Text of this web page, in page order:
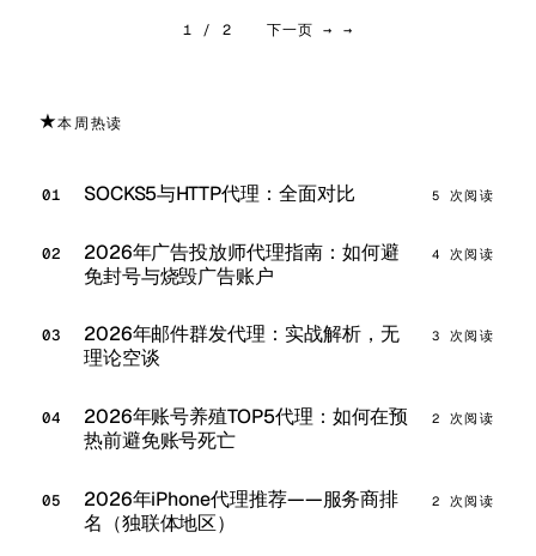
1 / 2 下一页 → →
★本周热读
SOCKS5与HTTP代理：全面对比 5 次阅读
2026年广告投放师代理指南：如何避
免封号与烧毁广告账户
4 次阅读
2026年邮件群发代理：实战解析，无
理论空谈
3 次阅读
2026年账号养殖TOP5代理：如何在预
热前避免账号死亡
2 次阅读
2026年iPhone代理推荐——服务商排
名（独联体地区）
2 次阅读